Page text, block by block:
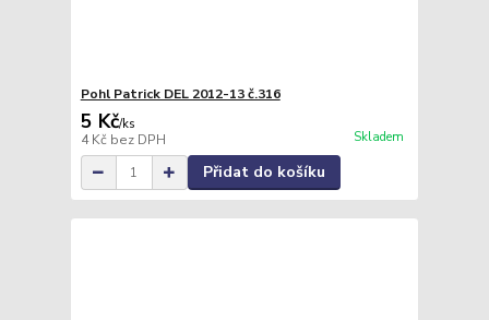
Pohl Patrick DEL 2012-13 č.316
5 Kč/ks
4 Kč bez DPH Skladem
Přidat do košíku